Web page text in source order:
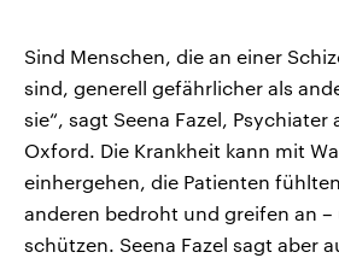
Sind Menschen, die an einer
sind, generell gefährlicher als
sie“, sagt Seena Fazel, Psychiater
Oxford. Die Krankheit kann mit
einhergehen, die Patienten
anderen bedroht und greifen an –
schützen. Seena Fazel sagt aber